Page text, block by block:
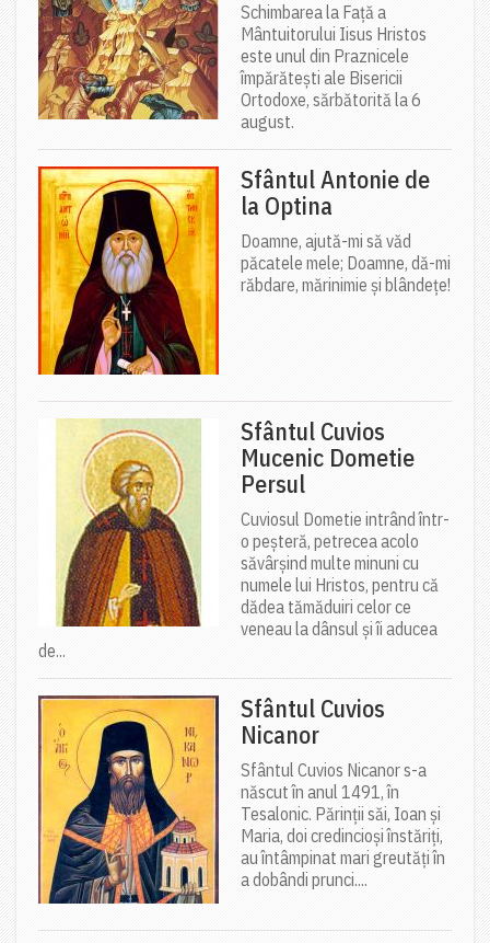
Schimbarea la Față a
Mântuitorului Iisus Hristos
este unul din Praznicele
împărătești ale Bisericii
Ortodoxe, sărbătorită la 6
august.
Sfântul Antonie de
la Optina
Doamne, ajută-mi să văd
păcatele mele; Doamne, dă-mi
răbdare, mărinimie şi blândeţe!
Sfântul Cuvios
Mucenic Dometie
Persul
Cuviosul Dometie intrând într-
o peșteră, petrecea acolo
săvârșind multe minuni cu
numele lui Hristos, pentru că
dădea tămăduiri celor ce
veneau la dânsul și îi aducea
de...
Sfântul Cuvios
Nicanor
Sfântul Cuvios Nicanor s-a
născut în anul 1491, în
Tesalonic. Părinții săi, Ioan și
Maria, doi credincioși înstăriți,
au întâmpinat mari greutăți în
a dobândi prunci....